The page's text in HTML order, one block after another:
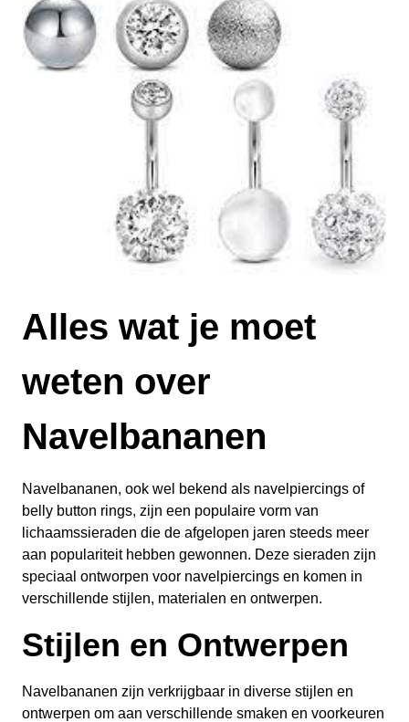
Alles wat je moet
weten over
Navelbananen
Navelbananen, ook wel bekend als navelpiercings of
belly button rings, zijn een populaire vorm van
lichaamssieraden die de afgelopen jaren steeds meer
aan populariteit hebben gewonnen. Deze sieraden zijn
speciaal ontworpen voor navelpiercings en komen in
verschillende stijlen, materialen en ontwerpen.
Stijlen en Ontwerpen
Navelbananen zijn verkrijgbaar in diverse stijlen en
ontwerpen om aan verschillende smaken en voorkeuren